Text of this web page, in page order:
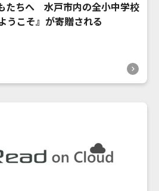
たちへ 水戸市内の全小中学校
うこそ』が寄贈される